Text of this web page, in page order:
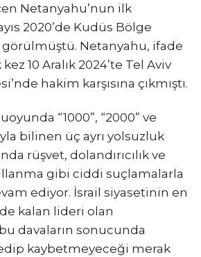
Netanyahu’nun ilk
2020’de Kudüs Bölge
görülmüştü. Netanyahu, ifade
10 Aralık 2024’te Tel Aviv
hakim karşısına çıkmıştı.
“1000”, “2000” ve
bilinen üç ayrı yolsuzluk
rüşvet, dolandırıcılık ve
gibi ciddi suçlamalarla
ediyor. İsrail siyasetinin en
kalan lideri olan
davaların sonucunda
kaybetmeyeceği merak